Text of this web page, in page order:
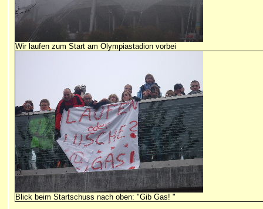
Wir laufen zum Start am Olympiastadion vorbei
Blick beim Startschuss nach oben: "Gib Gas! "